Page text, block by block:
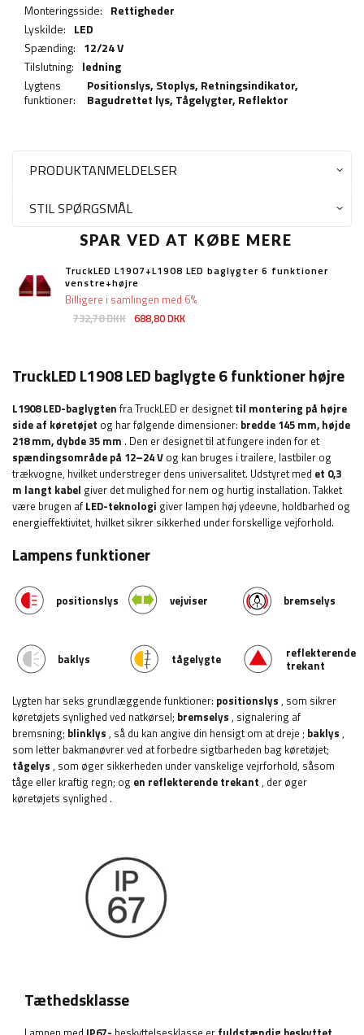
Monteringsside: Rettigheder
Lyskilde: LED
Spænding: 12/24 V
Tilslutning: ledning
Lygtens
funktioner:
Positionslys, Stoplys, Retningsindikator,
Bagudrettet lys, Tågelygter, Reflektor
PRODUKTANMELDELSER
STIL SPØRGSMÅL
SPAR VED AT KØBE MERE
TruckLED L1907+L1908 LED baglygter 6 funktioner
venstre+højre
732,78 DKK 688,80 DKK
Billigere i samlingen med 6%
TruckLED L1908 LED baglygte 6 funktioner højre
L1908 LED-baglygten fra TruckLED er designettil montering på højre
side af køretøjet og har følgende dimensioner: bredde 145 mm, højde
218 mm, dybde 35 mm . Den er designet til at fungere inden for et
spændingsområde på 12–24 V og kan bruges i trailere, lastbiler og
trækvogne, hvilket understreger dens universalitet. Udstyret med et 0,3
m langt kabel giver det mulighed for nem og hurtig installation. Takket
være brugen af ​​LED-teknologi giver lampen høj ydeevne, holdbarhed og
energieffektivitet, hvilket sikrer sikkerhed under forskellige vejforhold.
Lampens funktioner
positionslys vejviser bremselys
baklys tågelygte
reflekterende
trekant
Lygten har seks grundlæggende funktioner: positionslys , som sikrer
køretøjets synlighed ved natkørsel; bremselys , signalering af
bremsning; blinklys , så du kan angive din hensigt om at dreje ; baklys ,
som letter bakmanøvrer ved at forbedre sigtbarheden bag køretøjet;
tågelys , som øger sikkerheden under vanskelige vejrforhold, såsom
tåge eller kraftig regn; og en reflekterende trekant , der øger
køretøjets synlighed .
Tæthedsklasse